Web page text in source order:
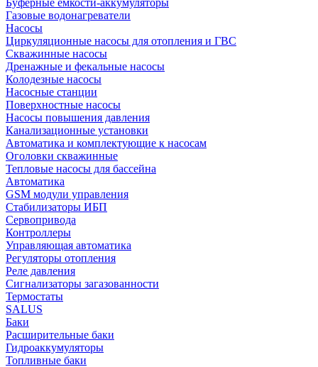
Буферные ёмкости-аккумуляторы
Газовые водонагреватели
Насосы
Циркуляционные насосы для отопления и ГВС
Скважинные насосы
Дренажные и фекальные насосы
Колодезные насосы
Насосные станции
Поверхностные насосы
Насосы повышения давления
Канализационные установки
Автоматика и комплектующие к насосам
Оголовки скважинные
Тепловые насосы для бассейна
Автоматика
GSM модули управления
Стабилизаторы ИБП
Сервопривода
Контроллеры
Управляющая автоматика
Регуляторы отопления
Реле давления
Сигнализаторы загазованности
Термостаты
SALUS
Баки
Расширительные баки
Гидроаккумуляторы
Топливные баки